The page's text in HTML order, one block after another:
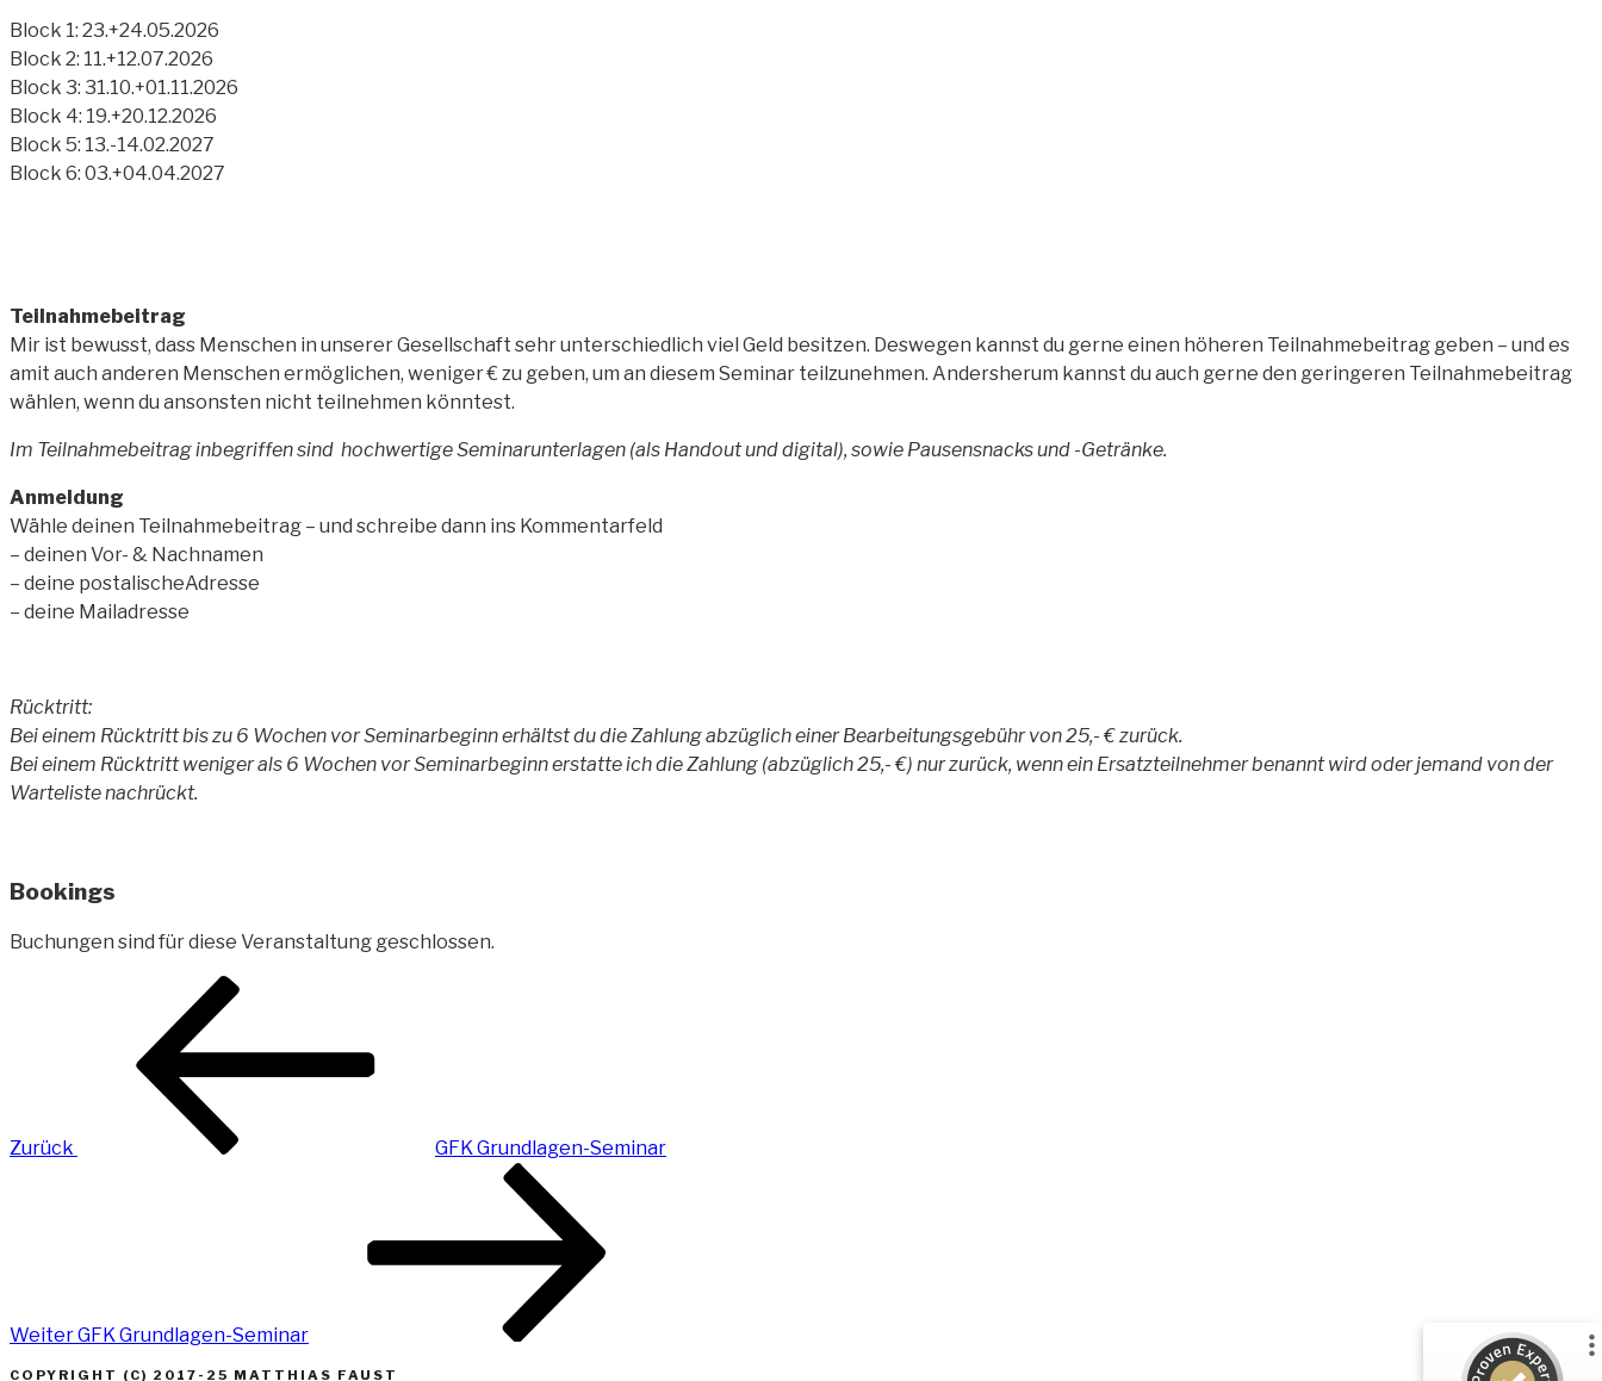
Block 1: 23.+24.05.2026
Block 2: 11.+12.07.2026
Block 3: 31.10.+01.11.2026
Block 4: 19.+20.12.2026
Block 5: 13.-14.02.2027
Block 6: 03.+04.04.2027
Teilnahmebeitrag
Mir ist bewusst, dass Menschen in unserer Gesellschaft sehr unterschiedlich viel Geld besitzen. Deswegen kannst du gerne einen höheren Teilnahmebeitrag geben – und es
amit auch anderen Menschen ermöglichen, weniger € zu geben, um an diesem Seminar teilzunehmen. Andersherum kannst du auch gerne den geringeren Teilnahmebeitrag
wählen, wenn du ansonsten nicht teilnehmen könntest.
Im Teilnahmebeitrag inbegriffen sind hochwertige Seminarunterlagen (als Handout und digital), sowie Pausensnacks und -Getränke.
Anmeldung
Wähle deinen Teilnahmebeitrag – und schreibe dann ins Kommentarfeld
– deinen Vor- & Nachnamen
– deine postalischeAdresse
– deine Mailadresse
Rücktritt:
Bei einem Rücktritt bis zu 6 Wochen vor Seminarbeginn erhältst du die Zahlung abzüglich einer Bearbeitungsgebühr von 25,- € zurück.
Bei einem Rücktritt weniger als 6 Wochen vor Seminarbeginn erstatte ich die Zahlung (abzüglich 25,- €) nur zurück, wenn ein Ersatzteilnehmer benannt wird oder jemand von der
Warteliste nachrückt.
Bookings
Buchungen sind für diese Veranstaltung geschlossen.
Beitragsnavigation
Zurück
GFK Grundlagen-Seminar
WeiterGFK Grundlagen-Seminar
COPYRIGHT (C) 2017-25 MATTHIAS FAUST Bewertungen auf ProvenExpert.com